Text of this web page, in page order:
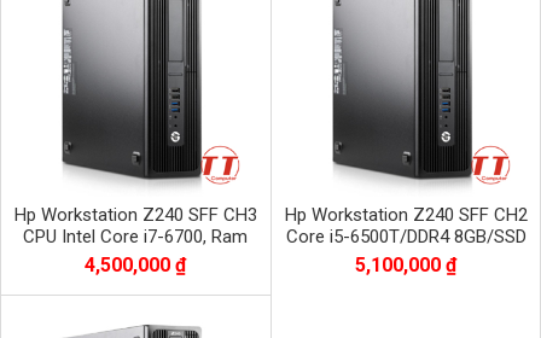
Hp Workstation Z240 SFF CH3
CPU Intel Core i7-6700, Ram
DDR4 8GB, SSD 120GB + HDD
500GB,
4,500,000 ₫
Hp Workstation Z240 SFF CH2
Core i5-6500T/DDR4 8GB/SSD
128GB nvme+ HDD500G VGA
Quadro 1G
5,100,000 ₫